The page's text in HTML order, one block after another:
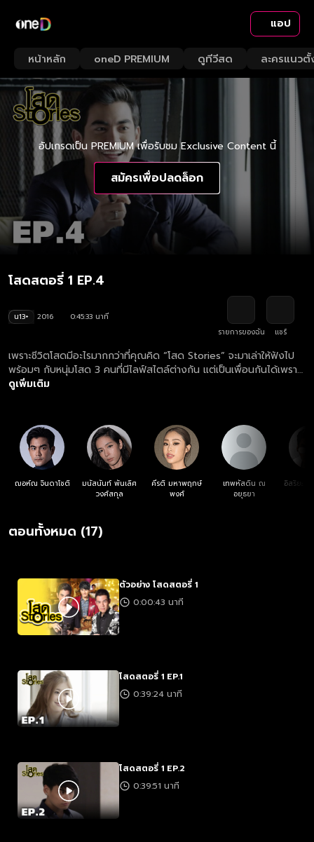
แอป
หน้าหลัก oneD PREMIUM ดูทีวีสด ละครแนวตั้
อัปเกรดเป็น PREMIUM เพื่อรับชม Exclusive Content นี้
สมัครเพื่อปลดล็อก
โสดสตอรี่ 1 EP.4
น13+ 2016
0:45:33 นาที
รายการของฉัน
แชร์
เพราะชีวิตโสดมีอะไรมากกว่าที่คุณคิด “โสด Stories” จะมาเล่าให้ฟังไป
พร้อมๆ กับหนุ่มโสด 3 คนที่มีไลฟ์สไตล์ต่างกัน แต่เป็นเพื่อนกันได้เพราะ
รักสนุก และอิสระเหมือนกัน งานนี้บอกเลยว่ามีแต่เรื่องแซ่บ!!!
ดูเพิ่มเติม
ฌอห์ณ จินดาโชติ
มนัสนันท์ พันเลิศ
วงศ์สกุล
คีรติ มหาพฤกษ์
พงศ์
เทพหัสดิน ณ
อยุธยา
อิสริยะ
ตอนทั้งหมด (17)
ตัวอย่าง โสดสตอรี่ 1
0:00:43 นาที
โสดสตอรี่ 1 EP.1
0:39:24 นาที
โสดสตอรี่ 1 EP.2
0:39:51 นาที